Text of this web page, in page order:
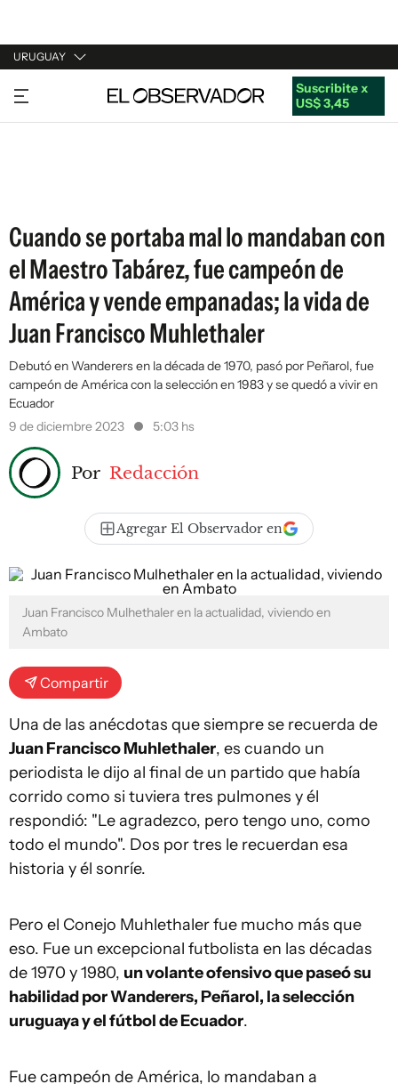
URUGUAY
URUGUAY
ARGENTINA
Suscribite x
US$ 3,45
Cuando se portaba mal lo mandaban con
el Maestro Tabárez, fue campeón de
América y vende empanadas; la vida de
Juan Francisco Muhlethaler
Debutó en Wanderers en la década de 1970, pasó por Peñarol, fue
campeón de América con la selección en 1983 y se quedó a vivir en
Ecuador
9 de diciembre 2023
5:03 hs
Por Redacción
Agregar El Observador en
Juan Francisco Mulhethaler en la actualidad, viviendo en
Ambato
Compartir
Una de las anécdotas que siempre se recuerda de
Juan Francisco Muhlethaler, es cuando un
periodista le dijo al final de un partido que había
corrido como si tuviera tres pulmones y él
respondió: "Le agradezco, pero tengo uno, como
todo el mundo". Dos por tres le recuerdan esa
historia y él sonríe.
Pero el Conejo Muhlethaler fue mucho más que
eso. Fue un excepcional futbolista en las décadas
de 1970 y 1980, un volante ofensivo que paseó su
habilidad por Wanderers, Peñarol, la selección
uruguaya y el fútbol de Ecuador.
Fue campeón de América, lo mandaban a